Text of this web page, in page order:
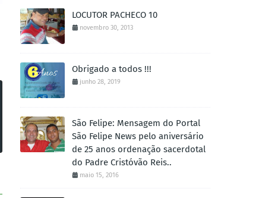
LOCUTOR PACHECO 10
novembro 30, 2013
Obrigado a todos !!!
junho 28, 2019
São Felipe: Mensagem do Portal
São Felipe News pelo aniversário
de 25 anos ordenação sacerdotal
do Padre Cristóvão Reis..
maio 15, 2016